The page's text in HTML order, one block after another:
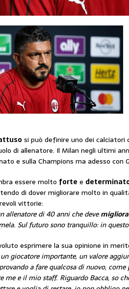
si può definire uno dei
di allenatore. Il Milan negli ultimi
e sulla Champions ma adesso
essere molto forte e
di dover migliorare molto in
vittorie:
allenatore di 40 anni che deve
Sul futuro sono tranquillo: in
esprimere la sua opinione in
un giocatore importante, un valore
a fare qualcosa di nuovo,
me e il mio staff. Riguardo Bacca, so